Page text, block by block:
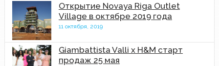
Открытие Novaya Riga Outlet
Village в октябре 2019 года
11 октября, 2019
Giambattista Valli x H&M старт
продаж 25 мая